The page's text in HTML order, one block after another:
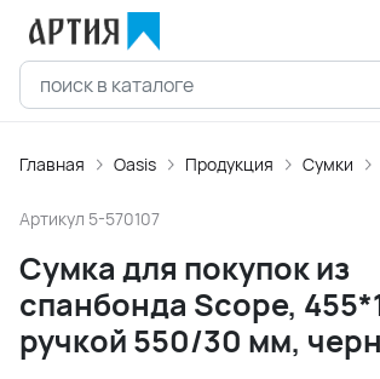
Главная Oasis Продукция Сумки
Артикул 5-570107
Сумка для покупок из
спанбонда Scope,
ручкой 550/30 мм,